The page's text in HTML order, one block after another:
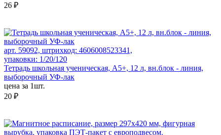
26 ₽
арт. 59092, штрихкод: 4606008523341,
упаковки: 1/20/120
Тетрадь школьная ученическая, А5+, 12 л, вн.блок - линия,
выборочный УФ-лак
цена за 1шт.
20 ₽